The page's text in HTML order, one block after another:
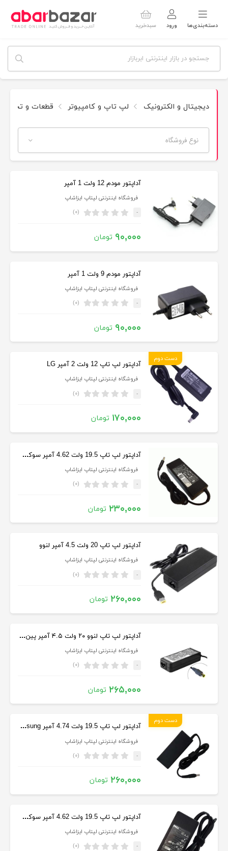
دسته‌بندی‌ها ورود سبدخرید
دیجیتال و الکترونیک لپ تاپ و کامپیوتر قطعات و
نوع فروشگاه
آداپتور مودم 12 ولت 1 آمپر
فروشگاه اینترنتی لپتاپ ایزاشاپ
- (۰)
۹۰,۰۰۰ تومان
آداپتور مودم 9 ولت 1 آمپر
فروشگاه اینترنتی لپتاپ ایزاشاپ
- (۰)
۹۰,۰۰۰ تومان
دست دوم
آداپتور لپ تاپ 12 ولت 2 آمپر LG
فروشگاه اینترنتی لپتاپ ایزاشاپ
- (۰)
۱۷۰,۰۰۰ تومان
آداپتور لپ تاپ 19.5 ولت 4.62 آمپر سوکت کوچیک Dell
فروشگاه اینترنتی لپتاپ ایزاشاپ
- (۰)
۲۳۰,۰۰۰ تومان
آداپتور لپ تاپ 20 ولت 4.5 آمپر لنوو
فروشگاه اینترنتی لپتاپ ایزاشاپ
- (۰)
۲۶۰,۰۰۰ تومان
آداپتور لپ تاپ لنوو ۲۰ ولت ۴.۵ آمپر پین بزرگ
فروشگاه اینترنتی لپتاپ ایزاشاپ
- (۰)
۲۶۵,۰۰۰ تومان
دست دوم
آداپتور لپ تاپ 19.5 ولت 4.74 آمپر Samsung
فروشگاه اینترنتی لپتاپ ایزاشاپ
- (۰)
۲۶۰,۰۰۰ تومان
آداپتور لپ تاپ 19.5 ولت 4.62 آمپر سوکت درشت Dell
فروشگاه اینترنتی لپتاپ ایزاشاپ
- (۰)